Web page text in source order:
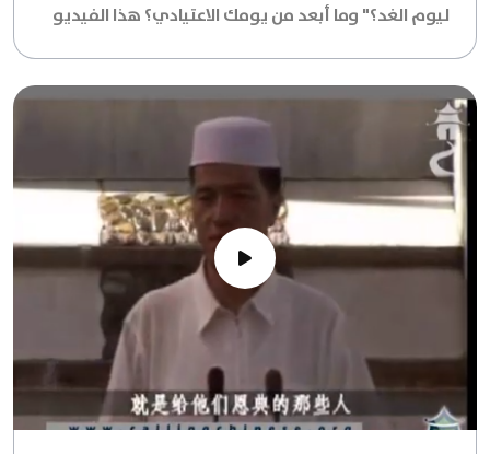
ليوم الغد؟" وما أبعد من يومك الاعتيادي؟ هذا الفيديو
الحقيقي لـ "الغد الأكبر"، يوم الحساب. مستقاة من
تعاليم ديننا الحنيف، يغوص بنا هذا المحتوى في أعماق
المسؤولية التي تقع على عاتق كل مسلم، وستكتشف
كيفية التحضير ليس فقط للدنيا الفانية، بل وللآخرة
الباقية، من خلال نهج متكامل يجمع بين الجانب الروحي
والمادي. يتناول الفيديو سبل تقوية إيمانك، وإحياء
قلبك بالذكر والطاعة، وتصحيح نيتك، والالتزام بالأعمال
الصالحة التي هي زادك الحقيقي ليوم لا ينفع فيه مال
ولا بنون. كما يسلط الضوء على استثمار وقتك ومالك
وجهدك في كل ما يقربك إلى الله، وكيف يمكن لحياتك
اليومية أن تكون جسرًا للفلاح الأخروي. إنه دليل إرشادي